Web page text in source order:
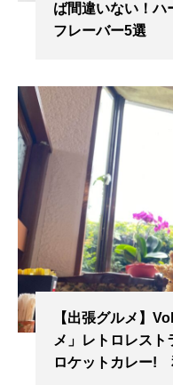
ば間違いない！ハ
フレーバー5選
【出張グルメ】
メ」レトロレス
ロケットカレー!